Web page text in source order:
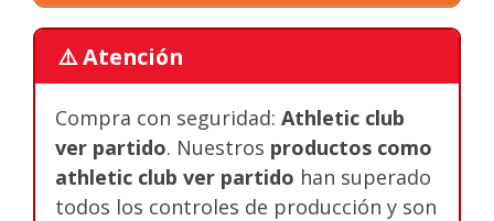
⚠️ Atención
Compra con seguridad: Athletic club
ver partido. Nuestros productos como
athletic club ver partido han superado
todos los controles de producción y son